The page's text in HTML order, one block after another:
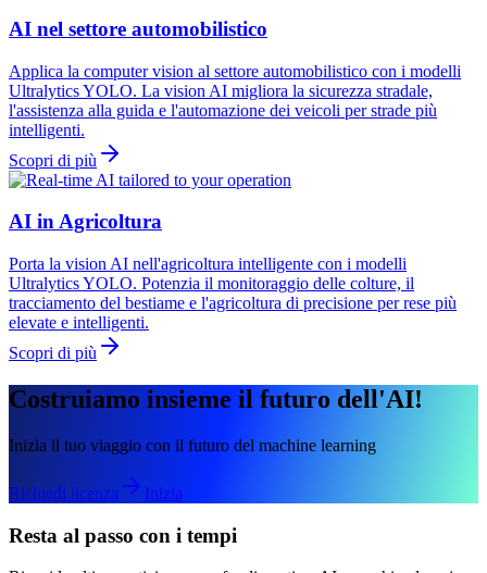
AI nel settore automobilistico
Applica la computer vision al settore automobilistico con i modelli
Ultralytics YOLO. La vision AI migliora la sicurezza stradale,
l'assistenza alla guida e l'automazione dei veicoli per strade più
intelligenti.
Scopri di più
AI in Agricoltura
Porta la vision AI nell'agricoltura intelligente con i modelli
Ultralytics YOLO. Potenzia il monitoraggio delle colture, il
tracciamento del bestiame e l'agricoltura di precisione per rese più
elevate e intelligenti.
Scopri di più
Costruiamo insieme il futuro dell'AI!
Inizia il tuo viaggio con il futuro del machine learning
Richiedi licenza Inizia
Resta al passo con i tempi